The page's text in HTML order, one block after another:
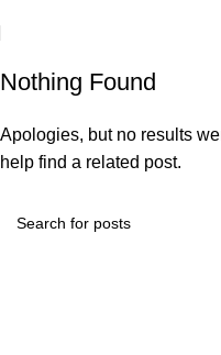
Nothing Found
Apologies, but no results
help find a related post.